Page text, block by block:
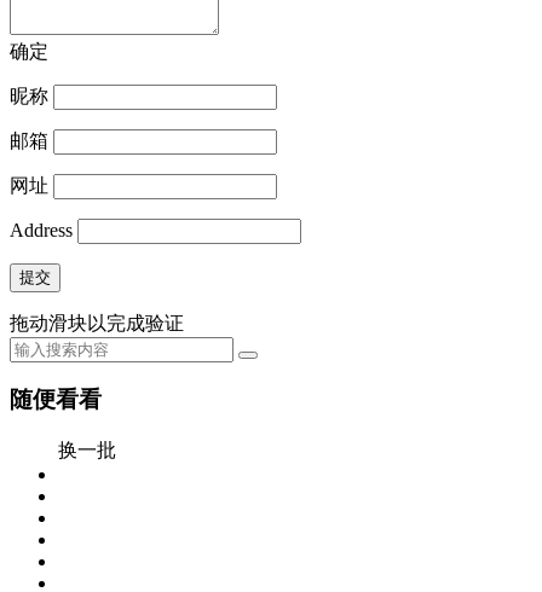
确定
昵称
邮箱
网址
Address
提交
拖动滑块以完成验证
随便看看
换一批